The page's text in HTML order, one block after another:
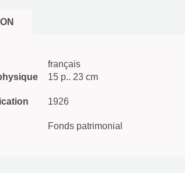
français
15 p.. 23 cm
1926
Fonds patrimonial